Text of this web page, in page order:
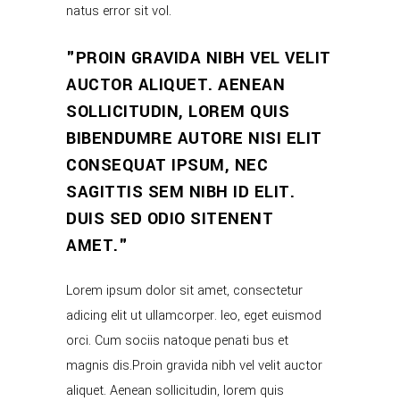
natus error sit vol.
PROIN GRAVIDA NIBH VEL VELIT
AUCTOR ALIQUET. AENEAN
SOLLICITUDIN, LOREM QUIS
BIBENDUMRE AUTORE NISI ELIT
CONSEQUAT IPSUM, NEC
SAGITTIS SEM NIBH ID ELIT.
DUIS SED ODIO SITENENT
AMET.
Lorem ipsum dolor sit amet, consectetur
adicing elit ut ullamcorper. leo, eget euismod
orci. Cum sociis natoque penati bus et
magnis dis.Proin gravida nibh vel velit auctor
aliquet. Aenean sollicitudin, lorem quis